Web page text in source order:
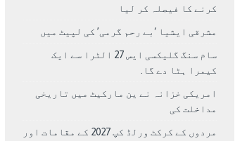
کرنے کا فیصلہ کر لیا
مشرقی ایشیا ‘بے رحم گرمی’ کی لپیٹ میں
سام سنگ گلیکسی ایس 27 الٹرا سے ایک
کیمرا ہٹا دے گا.
امریکی خزانہ نے ین مارکیٹ میں تاریخی
مداخلت کی
مردوں کے کرکٹ ورلڈ کپ 2027 کے مقامات اور